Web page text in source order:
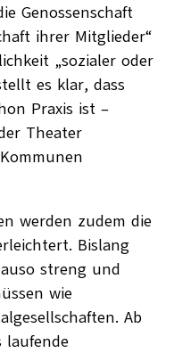
Genossenschaft
ihrer Mitglieder“
„sozialer oder
es klar, dass
Praxis ist –
Theater
werden zudem die
Bislang
streng und
wie
Ab
laufende